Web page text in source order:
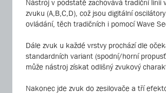
Nástroj v podstatě zachovává tradiční linii
zvuku (A,B,C,D), což jsou digitální
ovládání, těch tradičních i pomocí Wave
Dále zvuk u každé vrstvy prochází dle
standardních variant (spodní/horní
může nástroj získat odlišný zvukový
Nakonec jde zvuk do zesilovače a tří